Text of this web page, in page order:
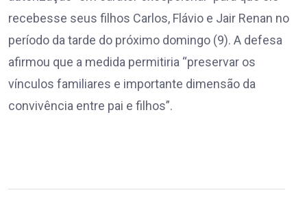
recebesse seus filhos Carlos, Flávio e Jair Renan no
período da tarde do próximo domingo (9). A defesa
afirmou que a medida permitiria “preservar os
vínculos familiares e importante dimensão da
convivência entre pai e filhos”.